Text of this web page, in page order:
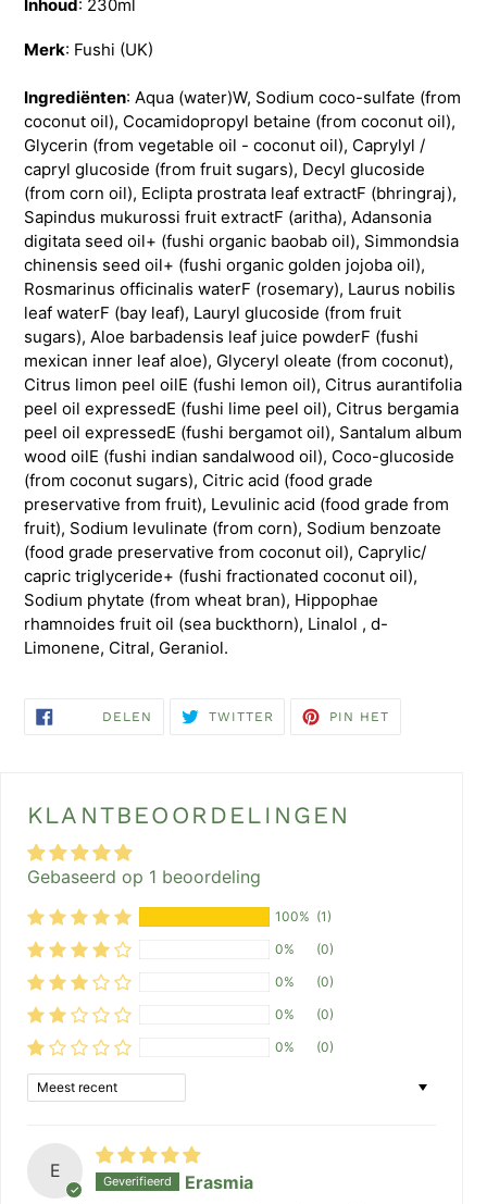
Inhoud : 230ml
Merk: Fushi (UK)
Ingrediënten: Aqua (water)W, Sodium coco-sulfate (from
coconut oil), Cocamidopropyl betaine (from coconut oil),
Glycerin (from vegetable oil - coconut oil), Caprylyl /
capryl glucoside (from fruit sugars), Decyl glucoside
(from corn oil), Eclipta prostrata leaf extractF (bhringraj),
Sapindus mukurossi fruit extractF (aritha), Adansonia
digitata seed oil+ (fushi organic baobab oil), Simmondsia
chinensis seed oil+ (fushi organic golden jojoba oil),
Rosmarinus officinalis waterF (rosemary), Laurus nobilis
leaf waterF (bay leaf), Lauryl glucoside (from fruit
sugars), Aloe barbadensis leaf juice powderF (fushi
mexican inner leaf aloe), Glyceryl oleate (from coconut),
Citrus limon peel oilE (fushi lemon oil), Citrus aurantifolia
peel oil expressedE (fushi lime peel oil), Citrus bergamia
peel oil expressedE (fushi bergamot oil), Santalum album
wood oilE (fushi indian sandalwood oil), Coco-glucoside
(from coconut sugars), Citric acid (food grade
preservative from fruit), Levulinic acid (food grade from
fruit), Sodium levulinate (from corn), Sodium benzoate
(food grade preservative from coconut oil), Caprylic/
capric triglyceride+ (fushi fractionated coconut oil),
Sodium phytate (from wheat bran), Hippophae
rhamnoides fruit oil (sea buckthorn), Linalol , d-
Limonene, Citral, Geraniol.
DELEN DELEN
TWITTER TWITTERENPIN HET
KLANTBEOORDELINGEN
Gebaseerd op 1 beoordeling
100% (1)
0%
(0)
0%
(0)
0%
(0)
0%
(0)
Sort by
E
Erasmia